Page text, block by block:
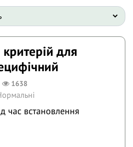
для
1638
час встановлення